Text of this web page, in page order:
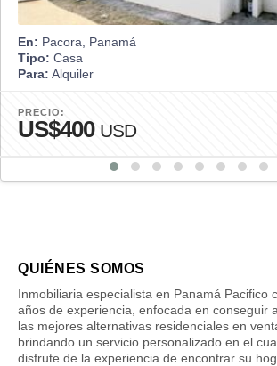
En: Pacora, Panamá
Tipo: Casa
Para: Alquiler
PRECIO:
US$400 USD
QUIÉNES SOMOS
Inmobiliaria especialista en Panamá Pacifico
años de experiencia, enfocada en conseguir
las mejores alternativas residenciales en
brindando un servicio personalizado en el
disfrute de la experiencia de encontrar su